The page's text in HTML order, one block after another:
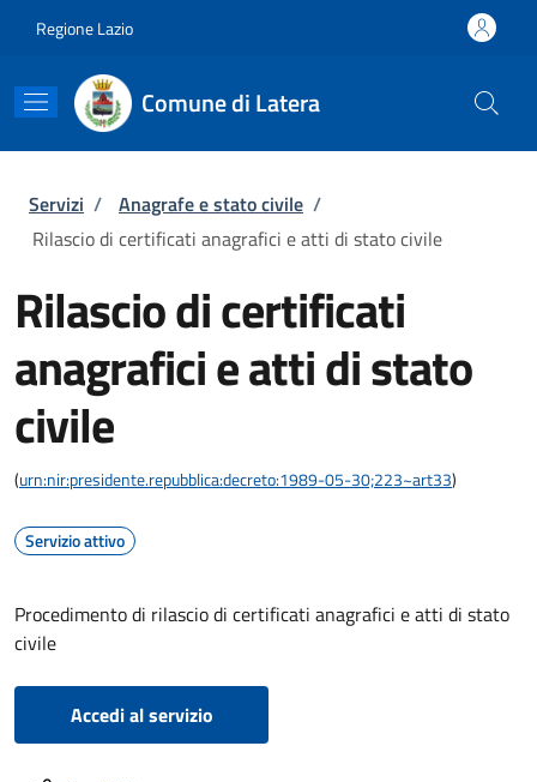
Regione Lazio
Comune di Latera
Briciole di pane
Servizi / Anagrafe e stato civile /
Rilascio di certificati anagrafici e atti di stato civile
Rilascio di certificati
anagrafici e atti di stato
civile
(urn:nir:presidente.repubblica:decreto:1989-05-30;223~art33)
Servizio attivo
Procedimento di rilascio di certificati anagrafici e atti di stato
civile
Accedi al servizio